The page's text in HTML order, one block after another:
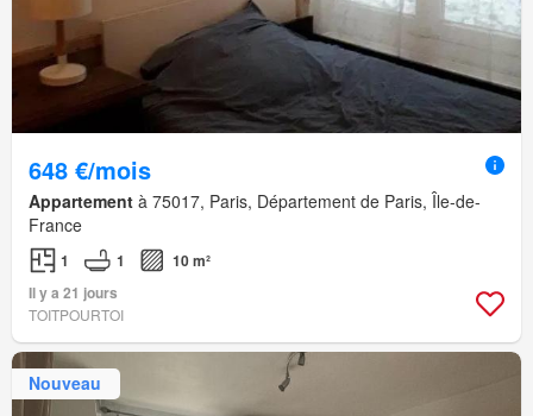
648 €/mois
Appartement à 75017, Paris, Département de Paris, Île-de-
France
1 1
10 m²
Il y a 21 jours
TOITPOURTOI
Nouveau